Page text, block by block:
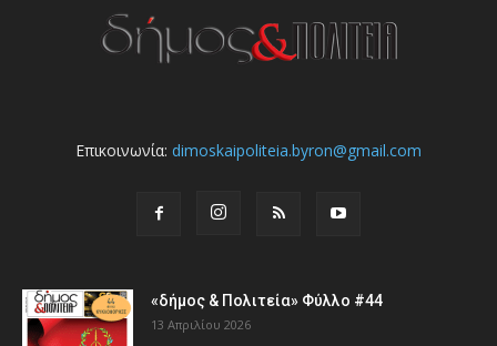
Επικοινωνία: dimoskaipoliteia.byron@gmail.com
«δήμος & Πολιτεία» Φύλλο #44
13 Απριλίου 2026